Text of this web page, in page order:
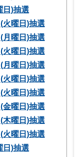
日)抽選
火曜日)抽選
月曜日)抽選
火曜日)抽選
月曜日)抽選
火曜日)抽選
火曜日)抽選
金曜日)抽選
木曜日)抽選
火曜日)抽選
日)抽選